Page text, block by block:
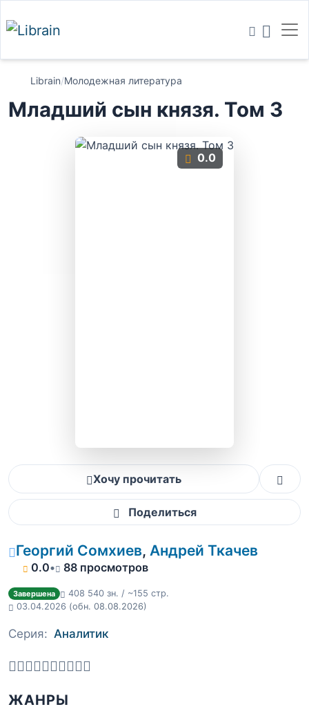
Librain/Молодежная литература
Младший сын князя. Том 3
0.0
Хочу прочитать
Поделиться
Георгий Сомхиев, Андрей Ткачев
0.0• 88 просмотров
Завершена
408 540 зн. / ~155 стр.
03.04.2026 (обн. 08.08.2026)
Серия: Аналитик
ЖАНРЫ